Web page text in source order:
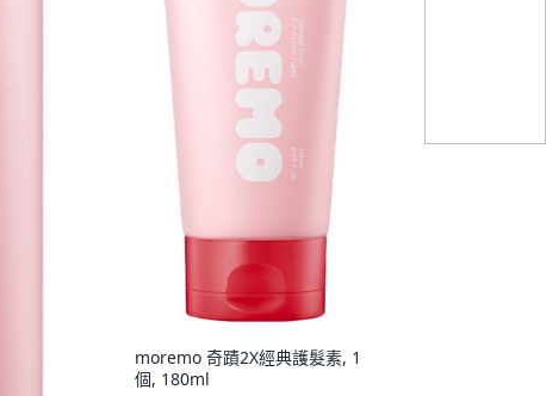
moremo 奇蹟2X經典護髮素, 1
個, 180ml